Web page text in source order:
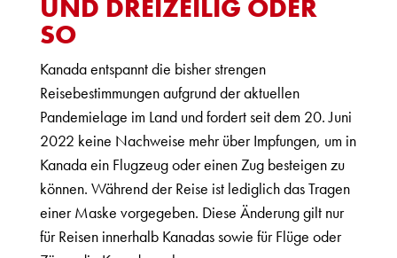
UND DREIZEILIG ODER
SO
Kanada entspannt die bisher strengen
Reisebestimmungen aufgrund der aktuellen
Pandemielage im Land und fordert seit dem 20. Juni
2022 keine Nachweise mehr über Impfungen, um in
Kanada ein Flugzeug oder einen Zug besteigen zu
können. Während der Reise ist lediglich das Tragen
einer Maske vorgegeben. Diese Änderung gilt nur
für Reisen innerhalb Kanadas sowie für Flüge oder